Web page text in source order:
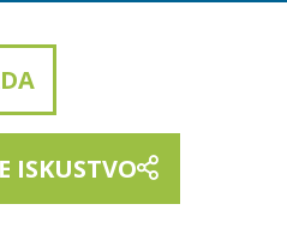
ISKUSTVO